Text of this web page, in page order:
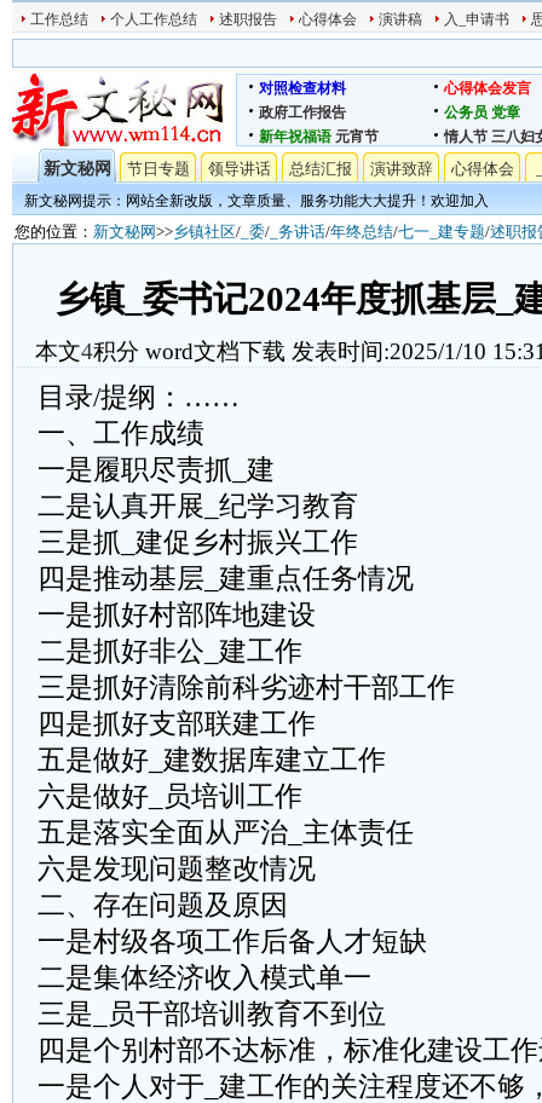
工作总结 个人工作总结 述职报告 心得体会 演讲稿 入_申请书
对照检查材料
心得体会发言
政府工作报告
公务员 党章
新年祝福语 元宵节 情人节 三八妇
新文秘网 节日专题 领导讲话 总结汇报 演讲致辞 心得体会
新文秘网提示：网站全新改版，文章质量、服务功能大大提升！欢迎加入
您的位置： 新文秘网>>乡镇社区/ _委/ _务讲话/年终总结/七一_建专题/述职报
乡镇_委书记2024年度抓基层_
本文4积分 word文档下载 发表时间:2025/1/10
目录/提纲：……
一、工作成绩
一是履职尽责抓_建
二是认真开展_纪学习教育
三是抓_建促乡村振兴工作
四是推动基层_建重点任务情况
一是抓好村部阵地建设
二是抓好非公_建工作
三是抓好清除前科劣迹村干部工作
四是抓好支部联建工作
五是做好_建数据库建立工作
六是做好_员培训工作
五是落实全面从严治_主体责任
六是发现问题整改情况
二、存在问题及原因
一是村级各项工作后备人才短缺
二是集体经济收入模式单一
三是_员干部培训教育不到位
四是个别村部不达标准，标准化建设工
一是个人对于_建工作的关注程度还不够